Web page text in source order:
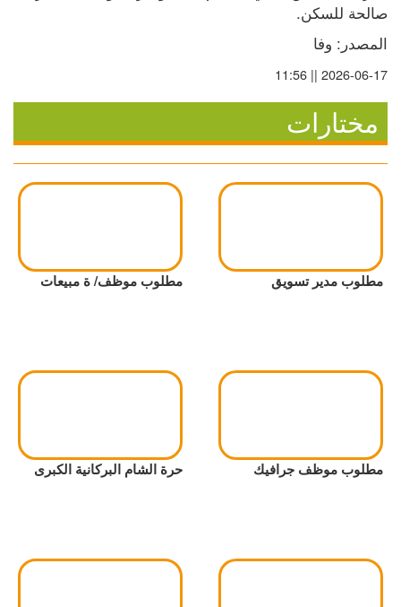
صالحة للسكن.
المصدر: وفا
2026-06-17 || 11:56
مختارات
مطلوب مدير تسويق مطلوب موظف/ ة مبيعات
مطلوب موظف جرافيك حرة الشام البركانية الكبرى